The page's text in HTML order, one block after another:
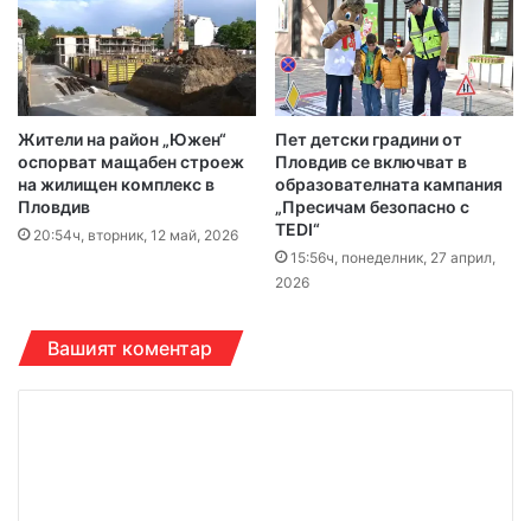
Жители на район „Южен“
оспорват мащабен строеж
на жилищен комплекс в
Пловдив
20:54ч, вторник, 12 май, 2026
Пет детски градини от
Пловдив се включват в
образователната кампания
„Пресичам безопасно с
TEDI“
15:56ч, понеделник, 27 април,
2026
Вашият коментар